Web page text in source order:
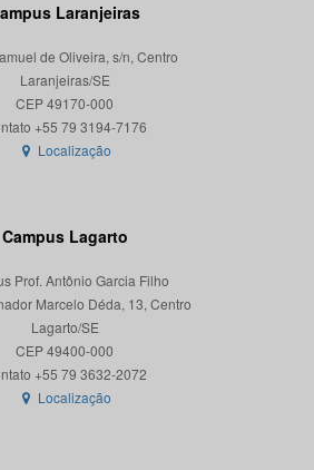
Laranjeiras
de Oliveira, s/n, Centro
Laranjeiras/SE
CEP 49170-000
Localização
Campus Lagarto
Prof. Antônio Garcia Filho
Marcelo Déda, 13, Centro
Lagarto/SE
CEP 49400-000
Localização